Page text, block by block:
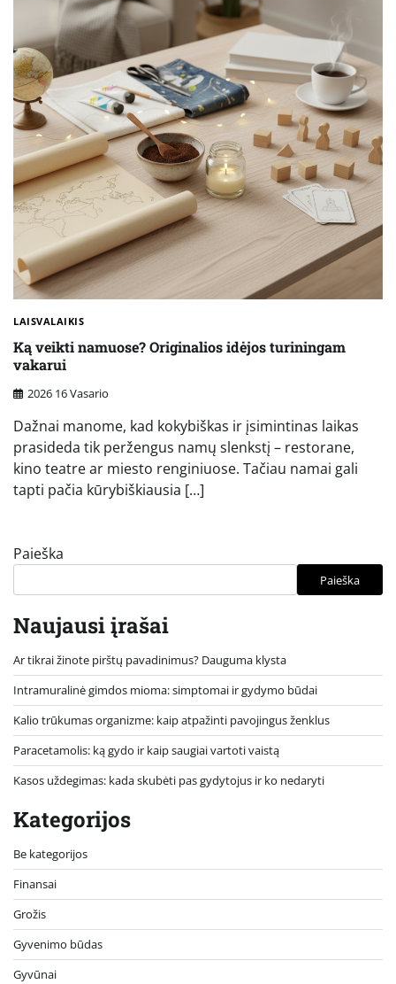
LAISVALAIKIS
Ką veikti namuose? Originalios idėjos turiningam
vakarui
2026 16 Vasario
Dažnai manome, kad kokybiškas ir įsimintinas laikas
prasideda tik peržengus namų slenkstį – restorane,
kino teatre ar miesto renginiuose. Tačiau namai gali
tapti pačia kūrybiškiausia […]
Paieška
Paieška
Naujausi įrašai
Ar tikrai žinote pirštų pavadinimus? Dauguma klysta
Intramuralinė gimdos mioma: simptomai ir gydymo būdai
Kalio trūkumas organizme: kaip atpažinti pavojingus ženklus
Paracetamolis: ką gydo ir kaip saugiai vartoti vaistą
Kasos uždegimas: kada skubėti pas gydytojus ir ko nedaryti
Kategorijos
Be kategorijos
Finansai
Grožis
Gyvenimo būdas
Gyvūnai